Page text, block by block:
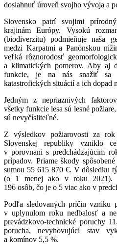
dosiahnuť úroveň svojho vývoja a
Slovensko patrí svojimi
krajinám Európy. Vysokú
(biodiverzitu) podmieňuje naša
medzi Karpatmi a Panónskou
veľká rôznorodosť
a klimatických pomerov. Aby aj
funkcie, je na nás snažiť sa
katastrofických situácií a ich dopad
Jedným z nepriaznivých
všetky funkcie lesa sú lesné
sú nevyčísliteľné.
Z výsledkov požiarovosti za
Slovenskej republiky vzniklo
v porovnaní s predchádzajúcim
prípadov. Priame škody
sumou 55 615 870 €. V dôsledku
(o 1 menej ako v roku 2021).
196 osôb, čo je o 5 viac ako v
Podľa sledovaných príčin vzniku
v uplynulom roku nedbalosť a
prevádzkovo-technické poruchy
porucha, nevyhovujúci stav
a komínov 5,5 %.